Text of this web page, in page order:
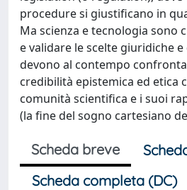
procedure si giustificano in
Ma scienza e tecnologia sono
e validare le scelte giuridiche e
devono al contempo
credibilità epistemica ed etica
comunità scientifica e i suoi
(la fine del sogno cartesiano
Scheda breve
Scheda completa (DC)